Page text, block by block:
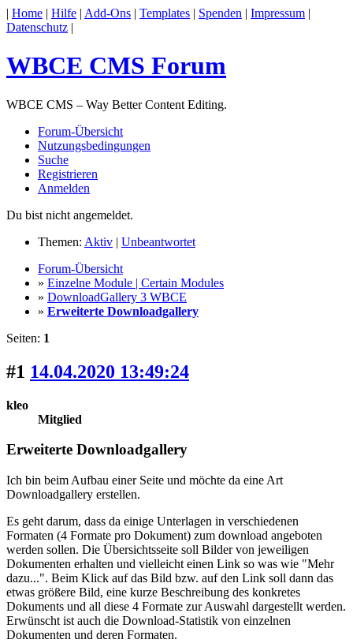
| Home | Hilfe | Add-Ons | Templates | Spenden | Impressum |
Datenschutz |
WBCE CMS Forum
WBCE CMS – Way Better Content Editing.
Forum-Übersicht
Nutzungsbedingungen
Suche
Registrieren
Anmelden
Du bist nicht angemeldet.
Themen: Aktiv | Unbeantwortet
Forum-Übersicht
» Einzelne Module | Certain Modules
» DownloadGallery 3 WBCE
» Erweiterte Downloadgallery
Seiten: 1
#1 14.04.2020 13:49:24
kleo
Mitglied
Erweiterte Downloadgallery
Ich bin beim Aufbau einer Seite und möchte da eine Art
Downloadgallery erstellen.
Es geht darum, dass da einige Unterlagen in verschiedenen
Formaten (4 Formate pro Dokument) zum download angeboten
werden sollen. Die Übersichtsseite soll Bilder von jeweiligen
Dokumenten erhalten und vielleicht einen Link so was wie "Mehr
dazu...". Beim Klick auf das Bild bzw. auf den Link soll dann das
etwas größere Bild, eine kurze Beschreibung des konkretes
Dokuments und all diese 4 Formate zur Auswahl dargestellt werden.
Erwünscht ist auch die Download-Statistik von einzelnen
Dokumenten und deren Formaten.